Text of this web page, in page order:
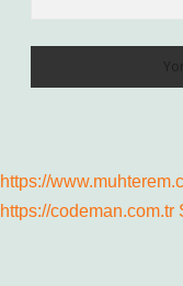
https://
https://codeman.com.tr